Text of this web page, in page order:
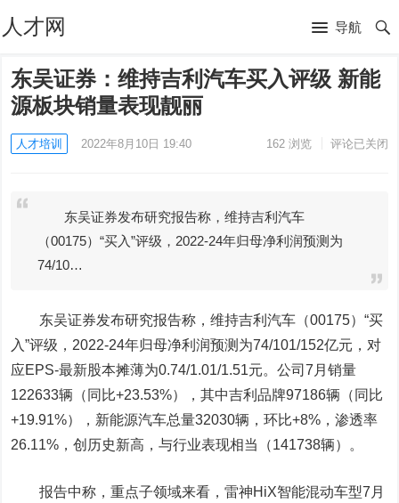
人才网 导航
东吴证券：维持吉利汽车买入评级 新能
源板块销量表现靓丽
人才培训 2022年8月10日 19:40 162浏览 评论已关闭
东吴证券发布研究报告称，维持吉利汽车
（00175）“买入”评级，2022-24年归母净利润预测为
74/10…
东吴证券发布研究报告称，维持吉利汽车 （00175）“买
入”评级，2022-24年归母净利润预测为74/101/152亿元，对
应EPS-最新股本摊薄为0.74/1.01/1.51元。公司7月销量
122633辆（同比+23.53%），其中吉利品牌97186辆（同比
+19.91%），新能源汽车总量32030辆，环比+8%，渗透率
26.11%，创历史新高，与行业表现相当（141738辆）。
报告中称，重点子领域来看，雷神HiX智能混动车型7月